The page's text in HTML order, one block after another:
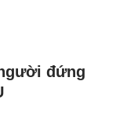
đứng